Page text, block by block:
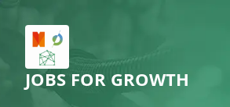
JOBS FOR GROWTH